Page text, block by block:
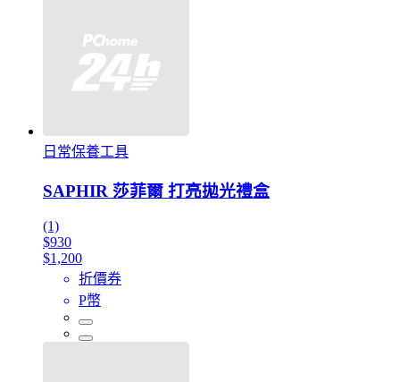
日常保養工具
SAPHIR 莎菲爾 打亮拋光禮盒
(1)
$930
$1,200
折價券
P幣